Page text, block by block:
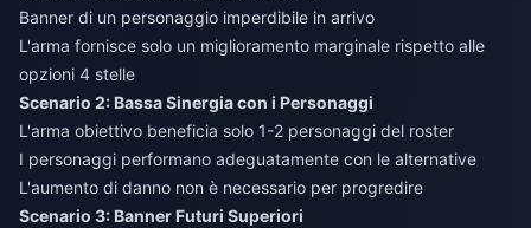
Banner di un personaggio imperdibile in arrivo
L'arma fornisce solo un miglioramento marginale rispetto alle
opzioni 4 stelle
Scenario 2: Bassa Sinergia con i Personaggi
L'arma obiettivo beneficia solo 1-2 personaggi del roster
I personaggi performano adeguatamente con le alternative
L'aumento di danno non è necessario per progredire
Scenario 3: Banner Futuri Superiori